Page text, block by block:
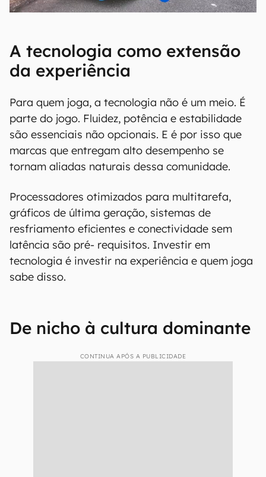
A tecnologia como extensão
da experiência
Para quem joga, a tecnologia não é um meio. É
parte do jogo. Fluidez, potência e estabilidade
são essenciais não opcionais. E é por isso que
marcas que entregam alto desempenho se
tornam aliadas naturais dessa comunidade.
Processadores otimizados para multitarefa,
gráficos de última geração, sistemas de
resfriamento eficientes e conectividade sem
latência são pré- requisitos. Investir em
tecnologia é investir na experiência e quem joga
sabe disso.
De nicho à cultura dominante
CONTINUA APÓS A PUBLICIDADE